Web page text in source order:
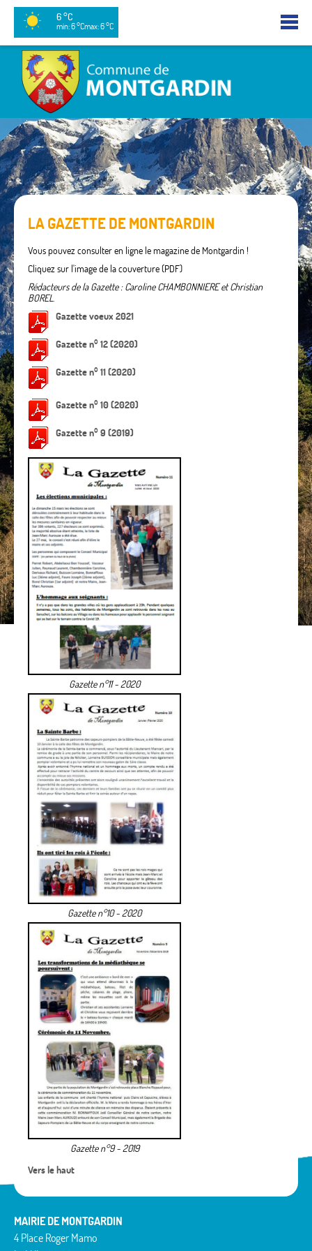
6 °C
min: 6 °Cmax: 6 °C
LA GAZETTE DE MONTGARDIN
Vous pouvez consulter en ligne le magazine de Montgardin !
Cliquez sur l'image de la couverture (PDF)
Rédacteurs de la Gazette : Caroline CHAMBONNIERE et Christian
BOREL.
Gazette voeux 2021
Gazette n° 12 (2020)
Gazette n° 11 (2020)
Gazette n° 10 (2020)
Gazette n° 9 (2019)
Gazette n°11 - 2020
Gazette n°10 - 2020
Gazette n°9 - 2019
Vers le haut
MAIRIE DE MONTGARDIN
4 Place Roger Mamo